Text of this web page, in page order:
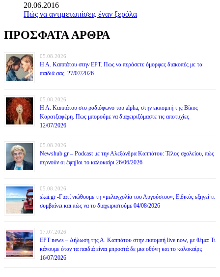
20.06.2016
Πώς να αντιμετωπίσεις έναν ξερόλα
ΠΡΟΣΦΑΤΑ ΑΡΘΡΑ
05.08.2026
Η Α. Καππάτου στην ΕΡΤ. Πως να περάσετε όμορφες διακοπές με τα
παιδιά σας. 27/07/2026
05.08.2026
Η Α. Καππάτου στο ραδιόφωνο του alpha, στην εκπομπή της Βίκυς
Καρατζαφέρη. Πως μπορούμε να διαχειριζόμαστε τις αποτυχίες
12/07/2026
05.08.2026
Newshub.gr – Podcast με την Αλεξάνδρα Καππάτου: Τέλος σχολείου, πώς
περνούν οι έφηβοι το καλοκαίρι 26/06/2026
05.08.2026
skai.gr -Γιατί νιώθουμε τη «μελαγχολία του Αυγούστου»; Ειδικός εξηγεί τι
συμβαίνει και πώς να το διαχειριστούμε 04/08/2026
17.07.2026
ΕΡΤ news – Δήλωση της Α. Καππάτου στην εκπομπή live now, με θέμα: Τι
κάνουμε όταν τα παιδιά είναι μπροστά δε μια οθόνη και το καλοκαίρι;
16/07/2026